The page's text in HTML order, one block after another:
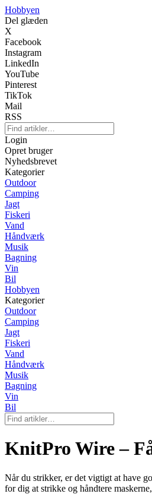
Hobbyen
Del glæden
X
Facebook
Instagram
LinkedIn
YouTube
Pinterest
TikTok
Mail
RSS
Login
Opret bruger
Nyhedsbrevet
Kategorier
Outdoor
Camping
Jagt
Fiskeri
Vand
Håndværk
Musik
Bagning
Vin
Bil
Hobbyen
Kategorier
Outdoor
Camping
Jagt
Fiskeri
Vand
Håndværk
Musik
Bagning
Vin
Bil
KnitPro Wire –
Når du strikker, er det vigtigt at have
for dig at strikke og håndtere